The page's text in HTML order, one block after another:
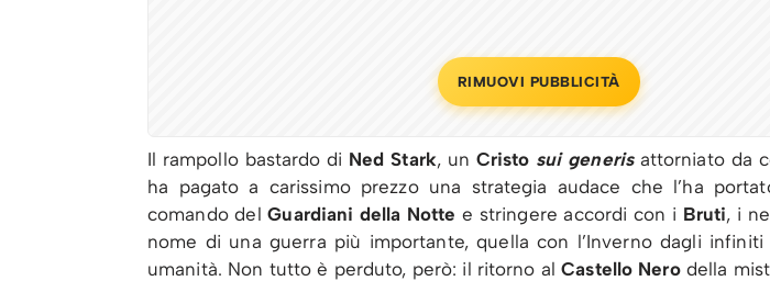
RIMUOVI PUBBLICITÀ
Il rampollo bastardo di Ned Stark, un Cristo sui generisattorniato da
ha pagato a carissimo prezzo una strategia audace che l’ha
comando delGuardiani della Notte e stringere accordi con i Bruti, i
nome di una guerra più importante, quella con l’Inverno dagli
umanità. Non tutto è perduto, però: il ritorno alCastello Nerodella